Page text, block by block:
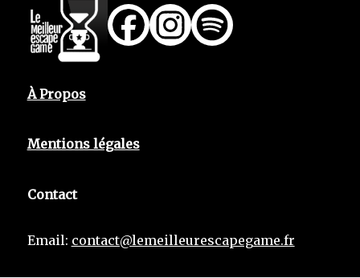
À Propos
Mentions légales
Contact
Email: contact@lemeilleurescapegame.fr